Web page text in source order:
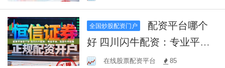
全国炒股配资门户
好 四川闪牛配资：专业平
台，助您牛市掘金
在线股票配资平台 85